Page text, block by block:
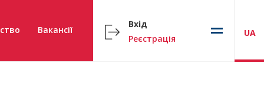
Вакансії
Вхід
Реєстрація
UA